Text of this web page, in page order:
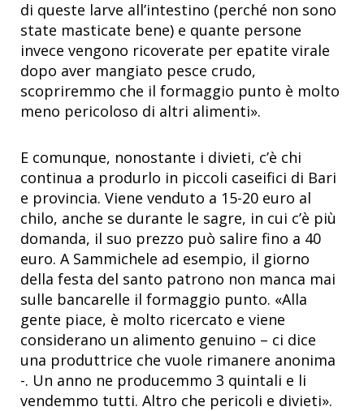
di queste larve all’intestino (perché non sono
state masticate bene) e quante persone
invece vengono ricoverate per epatite virale
dopo aver mangiato pesce crudo,
scopriremmo che il formaggio punto è molto
meno pericoloso di altri alimenti».
E comunque, nonostante i divieti, c’è chi
continua a produrlo in piccoli caseifici di Bari
e provincia. Viene venduto a 15-20 euro al
chilo, anche se durante le sagre, in cui c’è più
domanda, il suo prezzo può salire fino a 40
euro. A Sammichele ad esempio, il giorno
della festa del santo patrono non manca mai
sulle bancarelle il formaggio punto. «Alla
gente piace, è molto ricercato e viene
considerano un alimento genuino – ci dice
una produttrice che vuole rimanere anonima
-. Un anno ne producemmo 3 quintali e li
vendemmo tutti. Altro che pericoli e divieti».